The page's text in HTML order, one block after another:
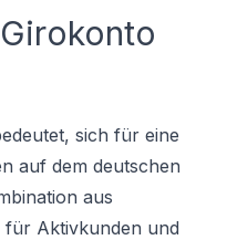
sich für eine
auf dem deutschen
aus
Aktivkunden und